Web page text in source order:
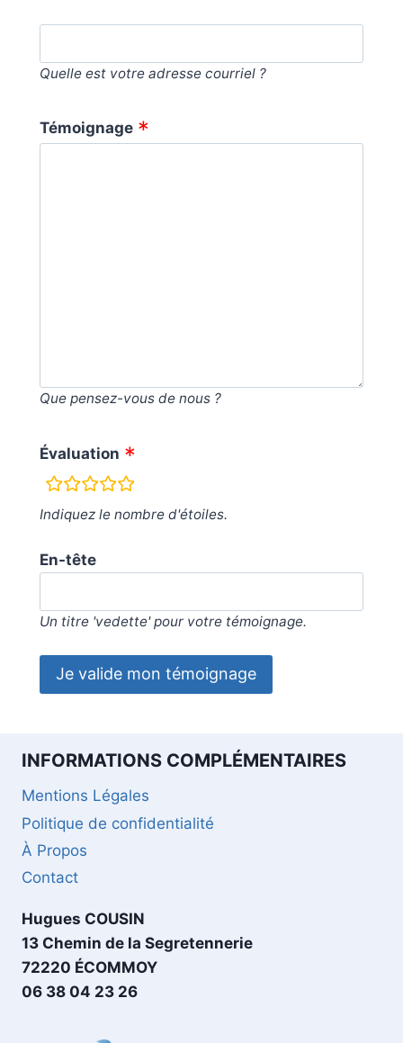
Quelle est votre adresse courriel ?
Témoignage
Que pensez-vous de nous ?
Évaluation
c
h
m
s
d
’
l
a
t
i
o
Indiquez le nombre d'étoiles.
En-tête
Un titre 'vedette' pour votre témoignage.
INFORMATIONS COMPLÉMENTAIRES
Mentions Légales
Politique de confidentialité
À Propos
Contact
Hugues COUSIN
13 Chemin de la Segretennerie
72220 ÉCOMMOY
06 38 04 23 26